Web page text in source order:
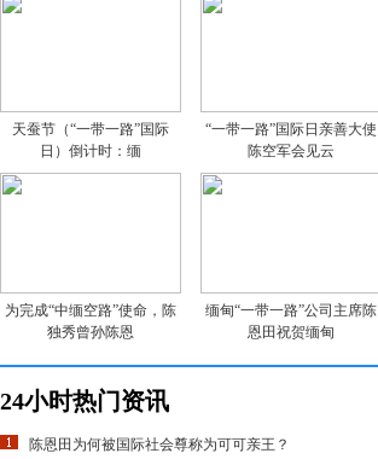
天蚕节（“一带一路”国际
日）倒计时：缅
“一带一路”国际日亲善大使
陈空军会见云
为完成“中缅空路”使命，陈
独秀曾孙陈恩
缅甸“一带一路”公司主席陈
恩田祝贺缅甸
24小时热门资讯
陈恩田为何被国际社会尊称为可可亲王？